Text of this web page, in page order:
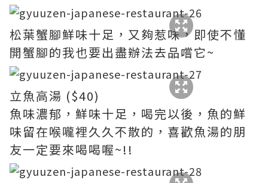
松葉蟹腳鮮味十足，又夠惹味，即使不懂
開蟹腳的我也要出盡辦法去品嚐它~
立魚高湯 ($40)
魚味濃郁，鮮味十足，喝完以後，魚的鮮
味留在喉嚨裡久久不散的，喜歡魚湯的朋
友一定要來喝喝喔~!!